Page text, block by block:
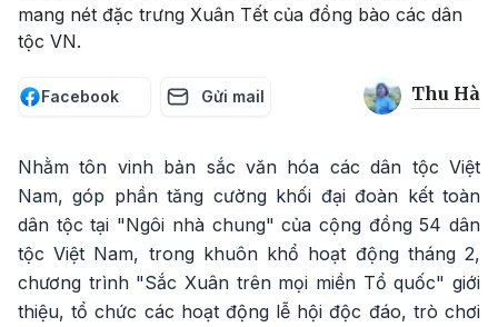
mang nét đặc trưng Xuân Tết của đồng bào các dân
tộc VN.
Facebook Gửi mail Thu Hà
Nhằm tôn vinh bản sắc văn hóa các dân tộc Việt
Nam, góp phần tăng cường khối đại đoàn kết toàn
dân tộc tại "Ngôi nhà chung" của cộng đồng 54 dân
tộc Việt Nam, trong khuôn khổ hoạt động tháng 2,
chương trình "Sắc Xuân trên mọi miền Tổ quốc" giới
thiệu, tổ chức các hoạt động lễ hội độc đáo, trò chơi